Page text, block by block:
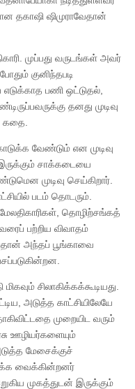
தகாஷி ஷிமுராவேதான்
முப்பது வருடங்கள் அவர்
குனிந்தபடி
பணி ஒட்டுதல்,
தனது முடிவு
கதை.
வேண்டும் என முடிவு
இருக்கும் சாக்கடையை
முடிவு செய்கிறார்.
படம் தொடரும்.
தொழிற்சங்கத்
பற்றிய விவாதம்
அந்தப் பூங்காவை
சிலாகிக்கக்கூடியது.
அடுத்த காட்சியிலேயே
முறையிட வரும்
ஊழியர்களையும்
மேசைக்குச்
வைக்கின்றனர்
முகத்துடன் இருக்கும்